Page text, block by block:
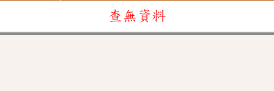
查無資料